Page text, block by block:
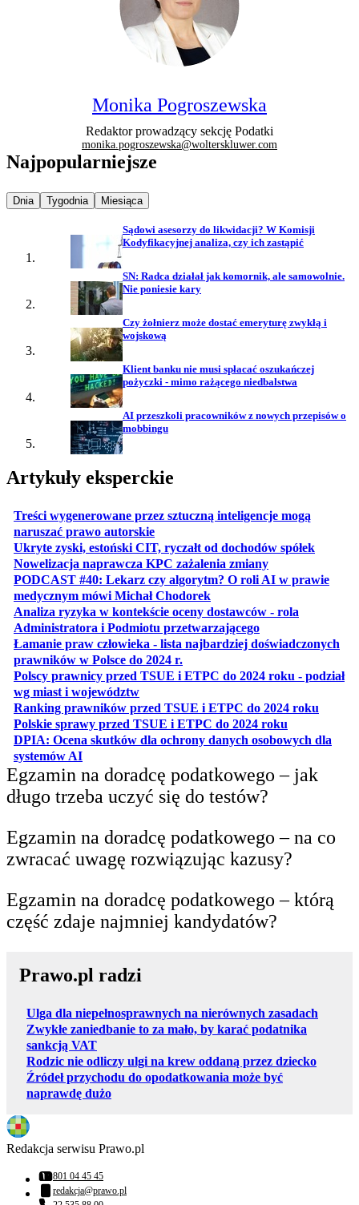
Monika Pogroszewska
Redaktor prowadzący sekcję Podatki
monika.pogroszewska@wolterskluwer.com
Najpopularniejsze
Najpopularniejsze wiadomości z
Dnia Najpopularniejsze wiadomości z
Tygodnia Najpopularniejsze wiadomości z
Miesiąca
Sądowi asesorzy do likwidacji? W Komisji
Kodyfikacyjnej analiza, czy ich zastąpić
SN: Radca działał jak komornik, ale samowolnie.
Nie poniesie kary
Czy żołnierz może dostać emeryturę zwykłą i
wojskową
Klient banku nie musi spłacać oszukańczej
pożyczki - mimo rażącego niedbalstwa
AI przeszkoli pracowników z nowych przepisów o
mobbingu
Artykuły eksperckie
Treści wygenerowane przez sztuczną inteligencje mogą
naruszać prawo autorskieotwiera się w nowej karcie
Ukryte zyski, estoński CIT, ryczałt od dochodów spółekotwiera
Nowelizacja naprawcza KPC zażalenia zmianyotwiera się w
PODCAST #40: Lekarz czy algorytm? O roli AI w prawie
medycznym mówi Michał Chodorekotwiera się w nowej karcie
Analiza ryzyka w kontekście oceny dostawców - rola
Administratora i Podmiotu przetwarzającegootwiera się w
Łamanie praw człowieka - lista najbardziej doświadczonych
prawników w Polsce do 2024 r.
Polscy prawnicy przed TSUE i ETPC do 2024 roku - podział
wg miast i województwotwiera się w nowej karcie
Ranking prawników przed TSUE i ETPC do 2024 roku
Polskie sprawy przed TSUE i ETPC do 2024 roku
DPIA: Ocena skutków dla ochrony danych osobowych dla
systemów AIotwiera się w nowej karcie
Egzamin na doradcę podatkowego – jak
długo trzeba uczyć się do testów?
Egzamin na doradcę podatkowego – na co
zwracać uwagę rozwiązując kazusy?
Egzamin na doradcę podatkowego – którą
część zdaje najmniej kandydatów?
Prawo.pl radzi
Ulga dla niepełnosprawnych na nierównych zasadach
Zwykłe zaniedbanie to za mało, by karać podatnika
sankcją VAT
Rodzic nie odliczy ulgi na krew oddaną przez dziecko
Źródeł przychodu do opodatkowania może być
naprawdę dużo
Redakcja serwisu Prawo.pl
Numer telefonu:
801 04 45 45
Adres email:
redakcja@prawo.pl